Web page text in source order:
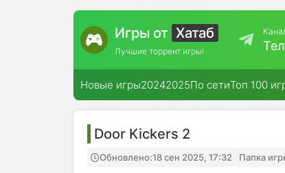
Игры от Хатаб
Лучшие торрент игры!
Новые игры20242025По сетиТоп 100
Door Kickers 2
Обновлено:18 сен 2025, 17:32 Папка